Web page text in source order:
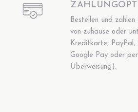
Bestellen und
von zuhause oder
Kreditkarte,
Google Pay oder
Überweisung).